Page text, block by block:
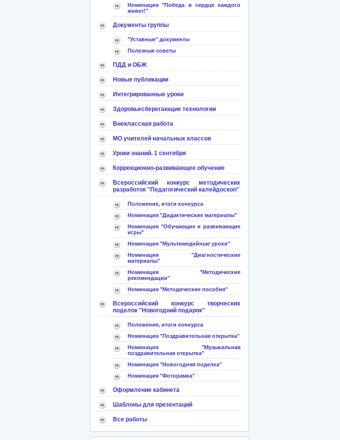
Номинация "Победа в сердце каждого
живет!"
Документы группы
"Уставные" документы
Полезные советы
ПДД и ОБЖ
Новые публикации
Интегрированные уроки
Здоровьесберегающие технологии
Внеклассная работа
МО учителей начальных классов
Уроки знаний. 1 сентября
Коррекционно-развивающее обучение
Всероссийский конкурс методических
разработок "Педагогический калейдоскоп"
Положение, итоги конкурса
Номинация "Дидактические материалы"
Номинация "Обучающие и развивающие
игры"
Номинация "Мультимедийные уроки"
Номинация "Диагностические
материалы"
Номинация "Методические
рекомендации"
Номинация "Методические пособия"
Всероссийский конкурс творческих
поделок "Новогодний подарок"
Положение, итоги конкурса
Номинация "Поздравительная открытка"
Номинация "Музыкальная
поздравительная открытка"
Номинация "Новогодняя поделка"
Номинация "Фоторамка"
Оформление кабинета
Шаблоны для презентаций
Все работы